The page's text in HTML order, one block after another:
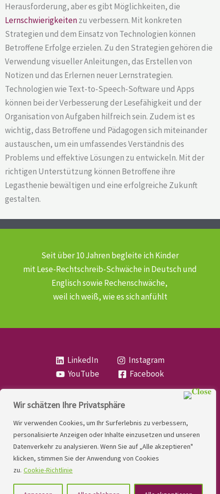
Wir schätzen Ihre Privatsphäre
Wir verwenden Cookies, um Ihr Surferlebnis zu verbessern,
personalisierte Anzeigen oder Inhalte einzusetzen und unseren
Datenverkehr zu analysieren. Wenn Sie auf „Alle akzeptieren"
klicken, stimmen Sie der Anwendung von Cookies
zu. Cookie-Richtlinie
Herausforderung, aber es gibt Möglichkeiten, die
Lernschwierigkeitenzu verbessern. Mit konkreten
Strategien und dem Einsatz von Technologien können
Betroffene Erfolge erzielen. Zu den Strategien gehören die
Verwendung visueller Anleitungen, das Erstellen von
Notizen und das Erlernen neuer Lernstrategien.
Technologien wie Text-to-Speech-Software und Apps
können bei der Verbesserung der Lesefähigkeit und der
Organisation von Aufgaben hilfreich sein. Zudem ist es
wichtig, dass Betroffene und Pädagogen sich miteinander
austauschen, um ein umfassendes Verständnis des
Problems und effektive Lösungen zu entwickeln. Mit der
richtigen Unterstützung können Betroffene ihre
Legasthenie bewältigen und eine erfolgreiche Zukunft
gestalten.
Seit über 10 Jahren begleite ich Kinder
mit Lese-Rechtschreib-Schwächein Deutsch und
Englisch sowie Rechenschwäche,
weil ich weiß, wie es sich anfühlt
LinkedIn
Instagram
YouTube
Facebook
LINDNER. 2026 | Powered by
Kontakt
Datenschutzerklärung